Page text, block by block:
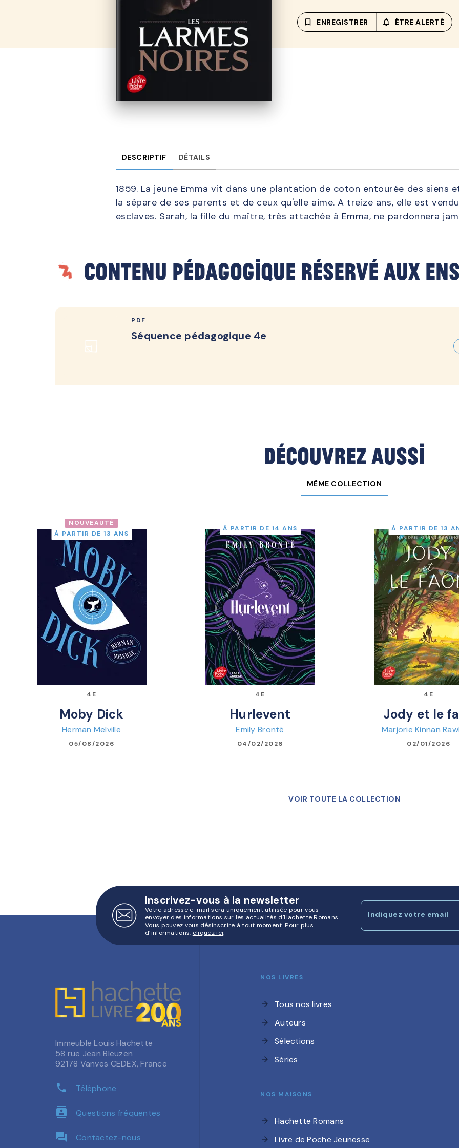
bookmark_border ENREGISTRER ÊTRE ALERTÉ
DESCRIPTIF DÉTAILS
1859. La jeune Emma vit dans une plantation de coton entourée des siens
la sépare de ses parents et de ceux qu'elle aime. A treize ans, elle est
esclaves. Sarah, la fille du maître, très attachée à Emma, ne pardonnera
Contenu pédagogique réservé aux
PDF
Séquence pédagogique 4e
Découvrez aussi
MÊME COLLECTION
NOUVEAUTÉ
À PARTIR DE 13 ANS
4E
Moby Dick
Herman Melville
05/08/2026
À PARTIR DE 14 ANS
4E
Hurlevent
Emily Brontë
04/02/2026
À PARTIR DE 13
4E
Jody et le
Marjorie Kinnan
02/01/2026
VOIR TOUTE LA COLLECTION
Inscrivez-vous à la newsletter
Votre adresse e-mail sera uniquement utilisée pour vous
envoyer des informations sur les actualités d'Hachette Romans.
Vous pouvez vous désinscrire à tout moment. Pour plus
d’informations, cliquez ici.
Indiquez votre email
Immeuble Louis Hachette
58 rue Jean Bleuzen
92178 Vanves CEDEX, France
phone Téléphone
contacts Questions fréquentes
question_answer Contactez-nous
NOS LIVRES
arrow_forward Tous nos livres
arrow_forward Auteurs
arrow_forward Sélections
arrow_forward Séries
NOS MAISONS
arrow_forward Hachette Romans
arrow_forward Livre de Poche Jeunesse